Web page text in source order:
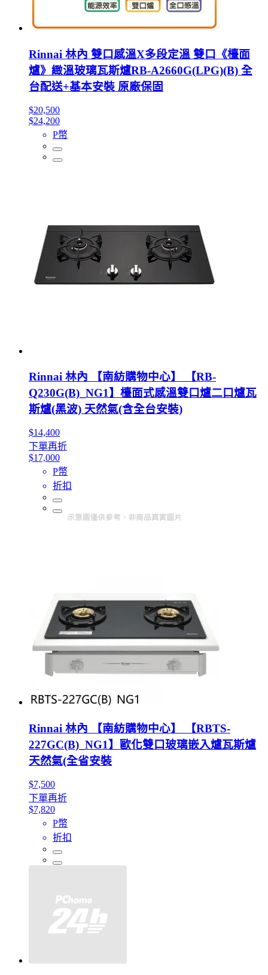
Rinnai 林內 雙口感溫X多段定溫 雙口《檯面
爐》緻溫玻璃瓦斯爐RB-A2660G(LPG)(B) 全
台配送+基本安裝 原廠保固
$20,500
$24,200
P幣
Rinnai 林內 【南紡購物中心】 【RB-
Q230G(B)_NG1】檯面式感溫雙口爐二口爐瓦
斯爐(黑波) 天然氣(含全台安裝)
$14,400
下單再折
$17,000
P幣
折扣
Rinnai 林內 【南紡購物中心】 【RBTS-
227GC(B)_NG1】歐化雙口玻璃嵌入爐瓦斯爐
天然氣(全省安裝
$7,500
下單再折
$7,820
P幣
折扣